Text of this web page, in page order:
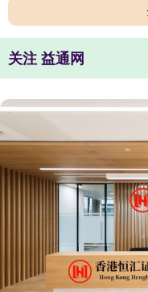
关注 益通网